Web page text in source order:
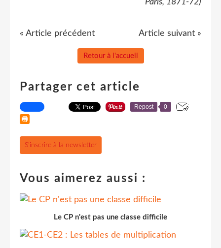
Paris, 1871-72)
« Article précédent Article suivant »
Retour à l'accueil
Partager cet article
Repost 0
S'inscrire à la newsletter
Vous aimerez aussi :
Le CP n'est pas une classe difficile